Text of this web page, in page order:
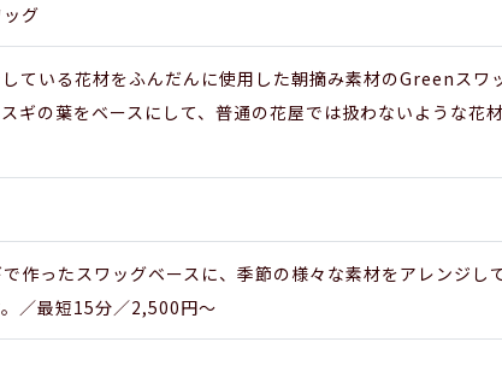
グ
ている花材をふんだんに使用した朝摘み素材のGreenスワ
ギの葉をベースにして、普通の花屋では扱わないような花
作ったスワッグベースに、季節の様々な素材をアレンジし
／最短15分／2,500円～